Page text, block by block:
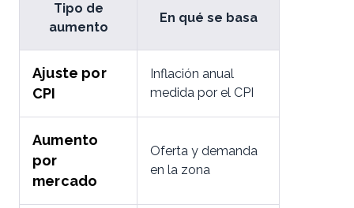
Tipo de
aumento
En qué se basa
Ajuste por
CPI
Inflación anual
medida por el CPI
Aumento
por
mercado
Oferta y demanda
en la zona